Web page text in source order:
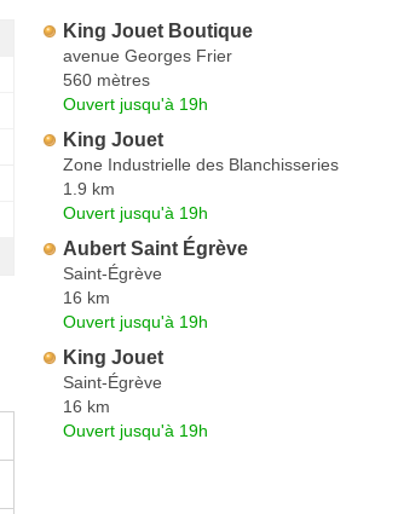
King Jouet Boutique
avenue Georges Frier
560 mètres
Ouvert jusqu'à 19h
King Jouet
Zone Industrielle des Blanchisseries
1.9 km
Ouvert jusqu'à 19h
Aubert Saint Égrève
Saint-Égrève
16 km
Ouvert jusqu'à 19h
King Jouet
Saint-Égrève
16 km
Ouvert jusqu'à 19h